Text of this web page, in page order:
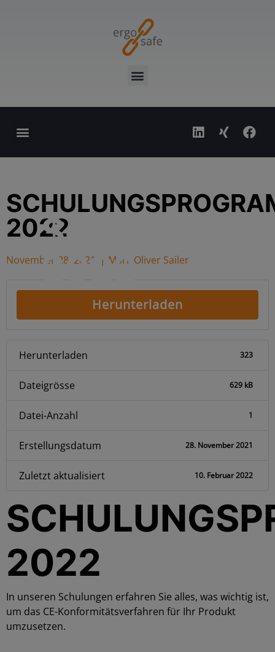
2022
2022
November 28, 2021 | Mark Oliver Sailer
Herunterladen
Herunterladen 323
Dateigrösse 629 kB
Datei-Anzahl 1
Erstellungsdatum 28. November 2021
Zuletzt aktualisiert 10. Februar 2022
2022
In unseren Schulungen erfahren Sie alles, was wichtig ist,
um das CE-Konformitätsverfahren für Ihr Produkt
umzusetzen.